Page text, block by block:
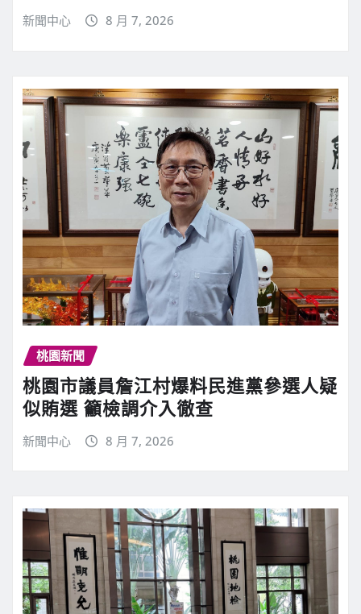
新聞中心 8 月 7, 2026
桃園新聞
桃園市議員詹江村爆料民進黨參選人疑
似賄選 籲檢調介入徹查
新聞中心 8 月 7, 2026